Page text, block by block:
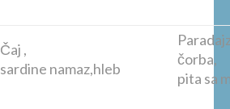
Čaj ,
sardine namaz,hleb
pita sa